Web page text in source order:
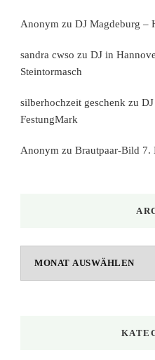
Anonym zu DJ Magdeburg –
sandra cwso zu DJ in
Steintormasch
silberhochzeit geschenk zu
FestungMark
Anonym zu Brautpaar-Bild 7.